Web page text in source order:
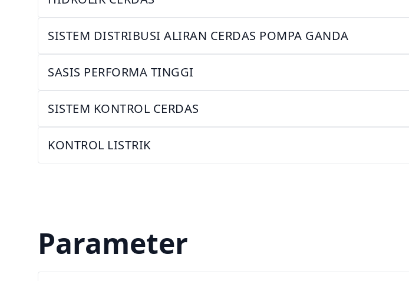
SISTEM DISTRIBUSI ALIRAN CERDAS POMPA GANDA
SASIS PERFORMA TINGGI
SISTEM KONTROL CERDAS
KONTROL LISTRIK
Parameter